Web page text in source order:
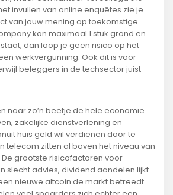
invullen van online enquêtes zie je
van jouw mening op toekomstige
kan maximaal 1 stuk grond en
dan loop je geen risico op het
werkvergunning. Ook dit is voor
beleggers in de techsector juist
naar zo’n beetje de hele economie
zakelijke dienstverlening en
huis geld wil verdienen door te
telecom zitten al boven het niveau van
grootste risicofactoren voor
slecht advies, dividend aandelen lijkt
nieuwe altcoin de markt betreedt.